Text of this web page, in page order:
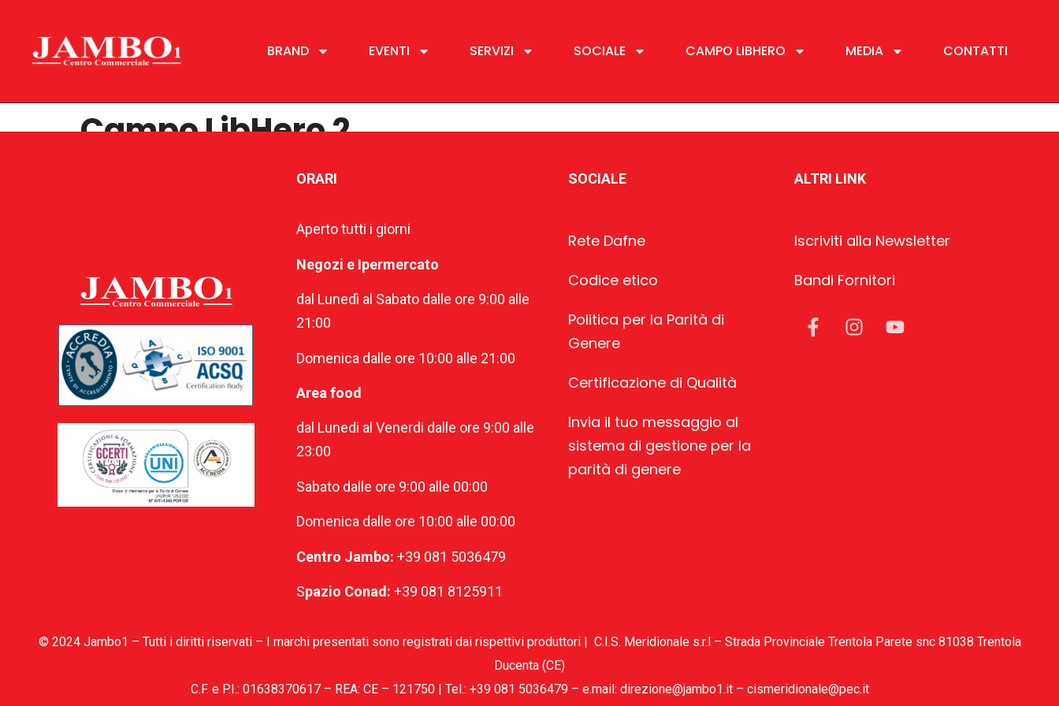
BRAND EVENTI SERVIZI SOCIALE CAMPO LIBHERO MEDIA CONTATTI
Campo LibHero 2
ORARI
Aperto tutti i giorni
Negozi e Ipermercato
dal Lunedì al Sabato dalle ore 9:00 alle
21:00
Domenica dalle ore 10:00 alle 21:00
Area food
dal Lunedi al Venerdi dalle ore 9:00 alle
23:00
Sabato dalle ore 9:00 alle 00:00
Domenica dalle ore 10:00 alle 00:00
Centro Jambo: +39 081 5036479
Spazio Conad: +39 081 8125911
SOCIALE
Rete Dafne
Codice etico
Politica per la Parità di
Genere
Certificazione di Qualità
Invia il tuo messaggio al
sistema di gestione per la
parità di genere
ALTRI LINK
Iscriviti alla Newsletter
Bandi Fornitori
© 2024 Jambo1 – Tutti i diritti riservati – I marchi presentati sono registrati dai rispettivi produttori | C.I.S. Meridionale s.r.l – Strada Provinciale Trentola Parete snc 81038 Trentola
Ducenta (CE)
C.F. e P.I.: 01638370617 – REA: CE – 121750 | Tel.: +39 081 5036479 – e.mail: direzione@jambo1.it – cismeridionale@pec.it